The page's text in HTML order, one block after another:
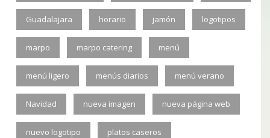
Guadalajara horario jamón logotipos
marpo marpo catering menú
menú ligero menús diarios menú verano
Navidad nueva imagen nueva página web
nuevo logotipo platos caseros